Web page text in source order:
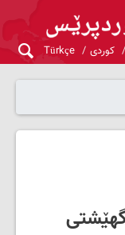
کوردی Türkçe